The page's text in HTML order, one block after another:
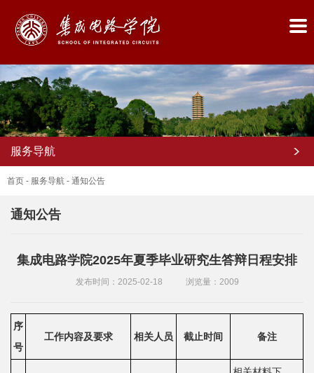
页
概
服务导航
首页 - 服务导航 - 通知公告
通知公告
集成电路学院2025年夏季毕业研究生答辩日程安排
发布时间：2025-02-18 浏览量： 2009
序
号
工作内容及要求 相关人员 截止时间 备注